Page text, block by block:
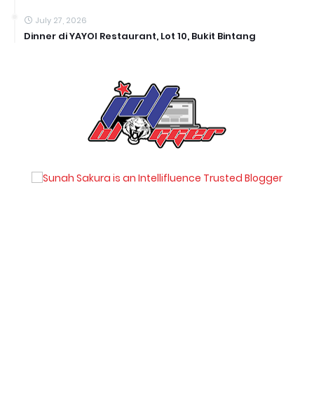
July 27, 2026
Dinner di YAYOI Restaurant, Lot 10, Bukit Bintang